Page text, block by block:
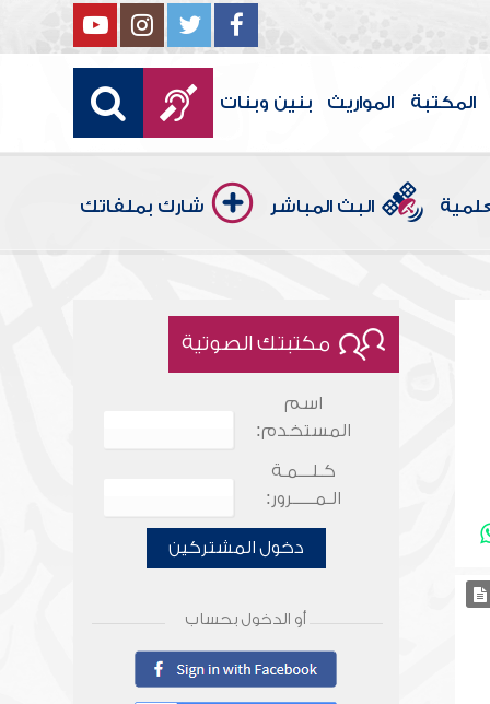
المكتبة المواريث بنين وبنات
البث المباشر شارك بملفاتك
مكتبتك الصوتية
اسم
المستخدم:
كـلـــمـة
الـمـــــرور:
دخول المشتركين
أو الدخول بحساب